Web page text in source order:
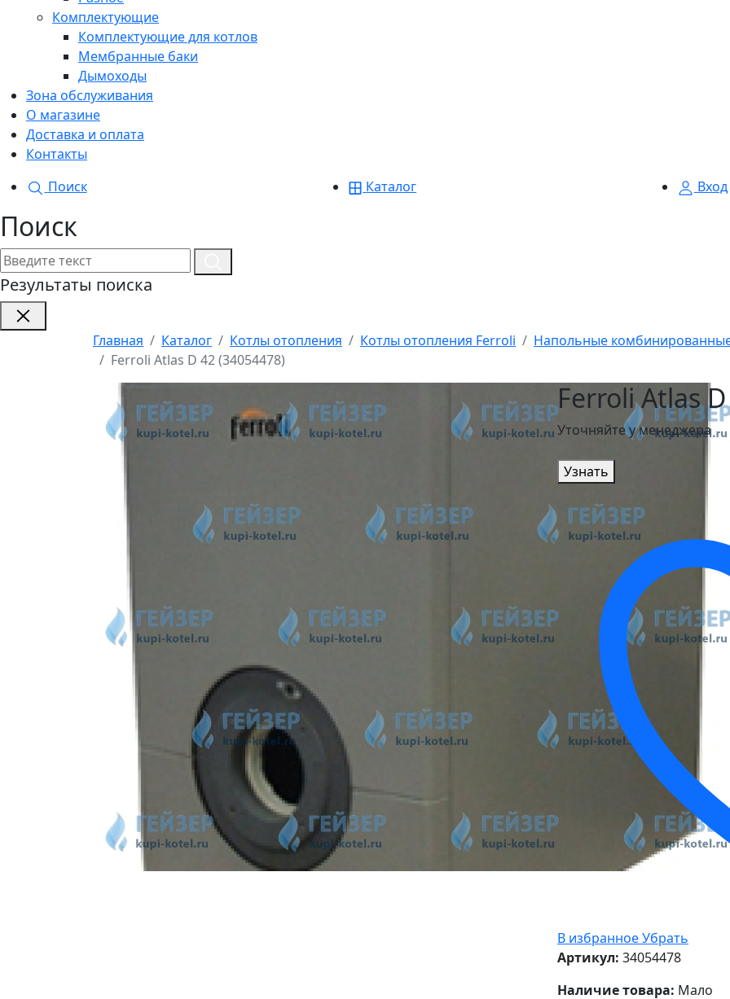
Комплектующие
Комплектующие для котлов
Мембранные баки
Дымоходы
Зона обслуживания
О магазине
Доставка и оплата
Контакты
Поиск
Каталог Вход
Поиск
Результаты поиска
Главная Каталог Котлы отопления Котлы отопления Ferroli
Напольные
Ferroli Atlas D 42 (34054478)
Ferroli Atlas
Уточняйте у менеджера
Узнать
В избранноеУбрать
Артикул: 34054478
Наличие товара: Мало